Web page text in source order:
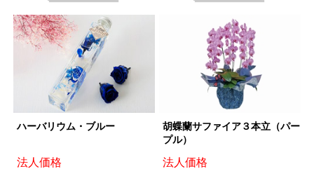
ハーバリウム・ブルー
法人価格
胡蝶蘭サファイア３本立（パー
プル）
法人価格